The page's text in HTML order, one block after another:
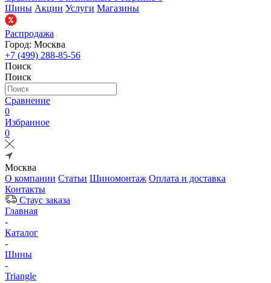
Шины Акции Услуги Магазины
Распродажа
Город: Москва
+7 (499) 288-85-56
Поиск
Поиск
Сравнение
0
Избранное
0
Москва
О компании Статьи Шиномонтаж Оплата и доставка
Контакты
Стаус заказа
Главная
-
Каталог
-
Шины
-
Triangle